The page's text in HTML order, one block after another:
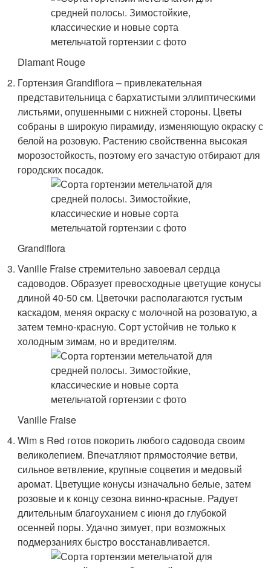
Diamant Rouge
Гортензия Grandiflora – привлекательная
представительница с бархатистыми эллиптическими
листьями, опушенными с нижней стороны. Цветы
собраны в широкую пирамиду, изменяющую окраску с
белой на розовую. Растению свойственна высокая
морозостойкость, поэтому его зачастую отбирают для
городских посадок.
Grandiflora
Vanille Fraise стре­мительно завоевал сердца
садоводов. Образует превосходные цветущие конусы
длиной 40-50 см. Цветочки располагаются густым
каскадом, меняя окраску с молочной на розоватую, а
затем темно-красную. Сорт устойчив не только к
холодным зимам, но и вредителям.
Vanille Fraise
Wim s Red готов покорить любого садовода своим
великолепием. Впечатляют прямостоячие ветви,
сильное ветвление, крупные соцветия и медовый
аромат. Цветущие конусы изначально белые, затем
розовые и к концу сезона винно-красные. Радует
длительным благоуханием с июня до глубокой
осенней поры. Удачно зимует, при возможных
подмерзаниях быстро восстанавливается.